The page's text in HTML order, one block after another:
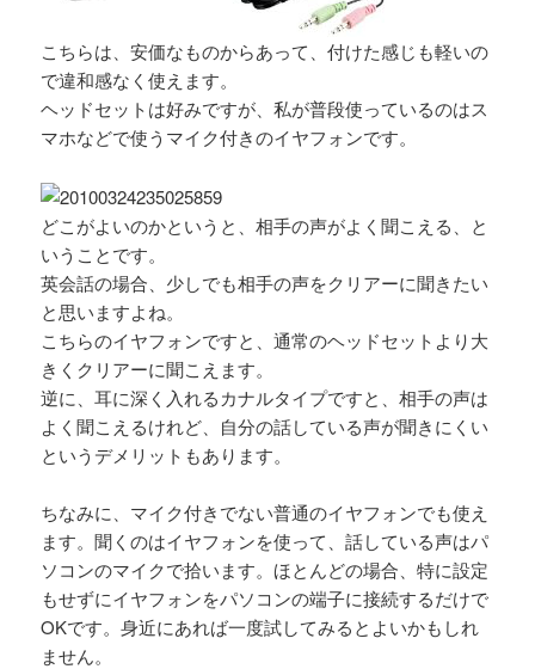
こちらは、安価なものからあって、付けた感じも軽いの
で違和感なく使えます。
ヘッドセットは好みですが、私が普段使っているのはス
マホなどで使うマイク付きのイヤフォンです。
どこがよいのかというと、相手の声がよく聞こえる、と
いうことです。
英会話の場合、少しでも相手の声をクリアーに聞きたい
と思いますよね。
こちらのイヤフォンですと、通常のヘッドセットより大
きくクリアーに聞こえます。
逆に、耳に深く入れるカナルタイプですと、相手の声は
よく聞こえるけれど、自分の話している声が聞きにくい
というデメリットもあります。
ちなみに、マイク付きでない普通のイヤフォンでも使え
ます。聞くのはイヤフォンを使って、話している声はパ
ソコンのマイクで拾います。ほとんどの場合、特に設定
もせずにイヤフォンをパソコンの端子に接続するだけで
OKです。身近にあれば一度試してみるとよいかもしれ
ません。